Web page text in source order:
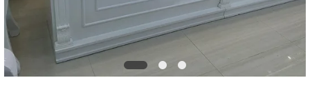
PRIVACY
POLICY